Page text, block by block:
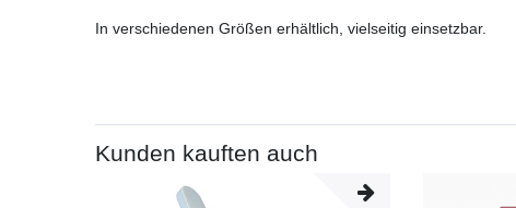
In verschiedenen Größen erhältlich, vielseitig einsetzbar.
Kunden kauften auch